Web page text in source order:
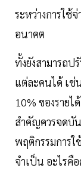
ระหว่างการใช้
อนาคต
ทั้งยังสามารถป
แต่ละคนได้ เช่
10% ของราย
สำคัญควรจดบั
พฤติกรรมการใ
จำเป็น อะไรคื